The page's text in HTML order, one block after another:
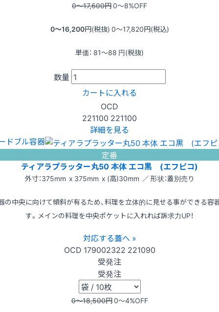
0〜17,600円0〜8%OFF
0〜16,200円(税抜) 0〜17,820円(税込)
単価： 81〜88 円(税抜)
数量
カートに入れる
OCD
221100 221100
詳細を見る
ドブル容器
定番
ティアラプラッター丸50 本体 エコ黒 (エフピコ)
外寸：375mm x 375mm x (高)30mm ／ 形状：蓋別売り
の中央に向けて傾斜が有るため、料理を立体的に見せる事ができる容
す。メインの料理を中央ポケットに入れれば訴求力UP！
対応する蓋へ »
OCD 179002322 221090
受発注
受発注
0〜18,500円0〜4%OFF